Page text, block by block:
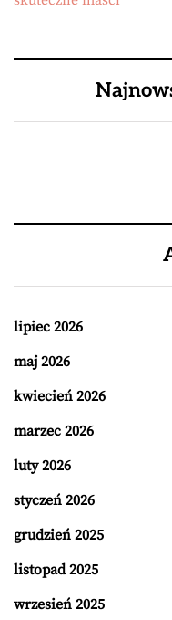
lipiec 2026
maj 2026
kwiecień 2026
marzec 2026
luty 2026
styczeń 2026
grudzień 2025
listopad 2025
wrzesień 2025